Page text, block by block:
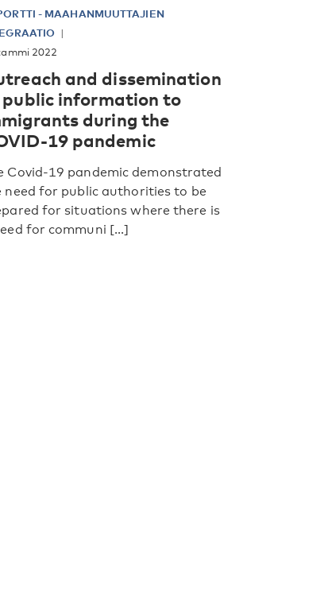
- MAAHANMUUTTAJIEN
2022
and dissemination
information to
during the
19 pandemic
Covid-19 pandemic demonstrated
need for public authorities to be
for situations where there is
for communi [...]